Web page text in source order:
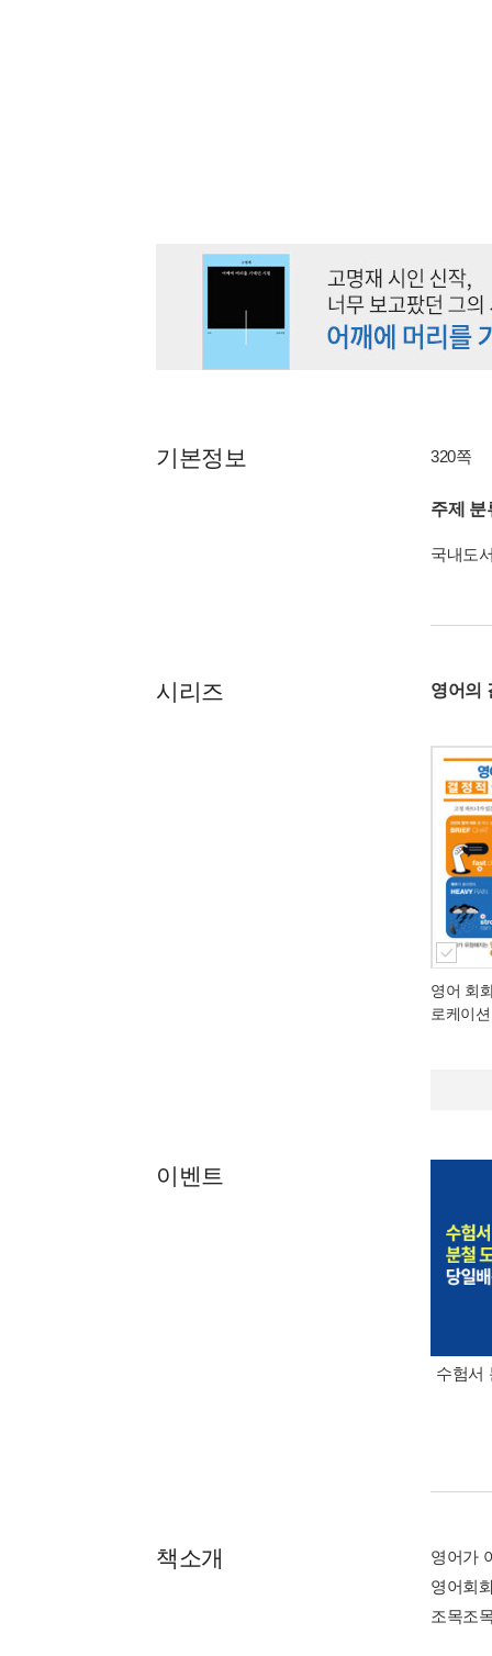
기본정보 320쪽
주제 분
국내도
시리즈 영어의
영어 회
로케이
이벤트
수험서
책소개
영어가
영어회
조목조